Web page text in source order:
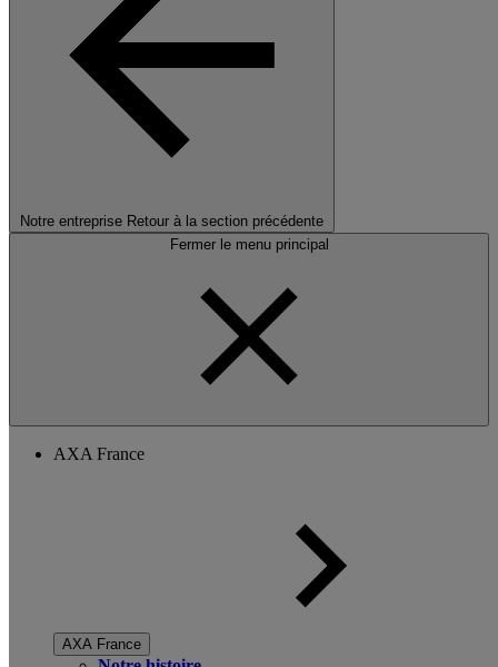
Notre entreprise Retour à la section précédente
Fermer le menu principal
AXA France
AXA France